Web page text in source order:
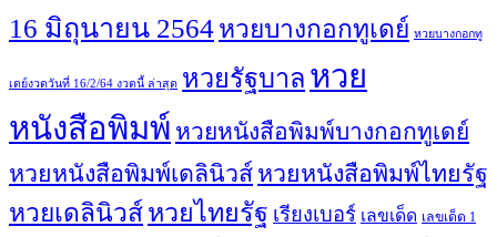
16 มิถุนายน 2564 หวยบางกอกทูเดย์ หวยบางกอกทู
เดย์งวดวันที่ 16/2/64 งวดนี้ ล่าสุด หวยรัฐบาล หวย
หนังสือพิมพ์ หวยหนังสือพิมพ์บางกอกทูเดย์
หวยหนังสือพิมพ์เดลินิวส์ หวยหนังสือพิมพ์ไทยรัฐ
หวยเดลินิวส์ หวยไทยรัฐ เรียงเบอร์ เลขเด็ด เลขเด็ด 1